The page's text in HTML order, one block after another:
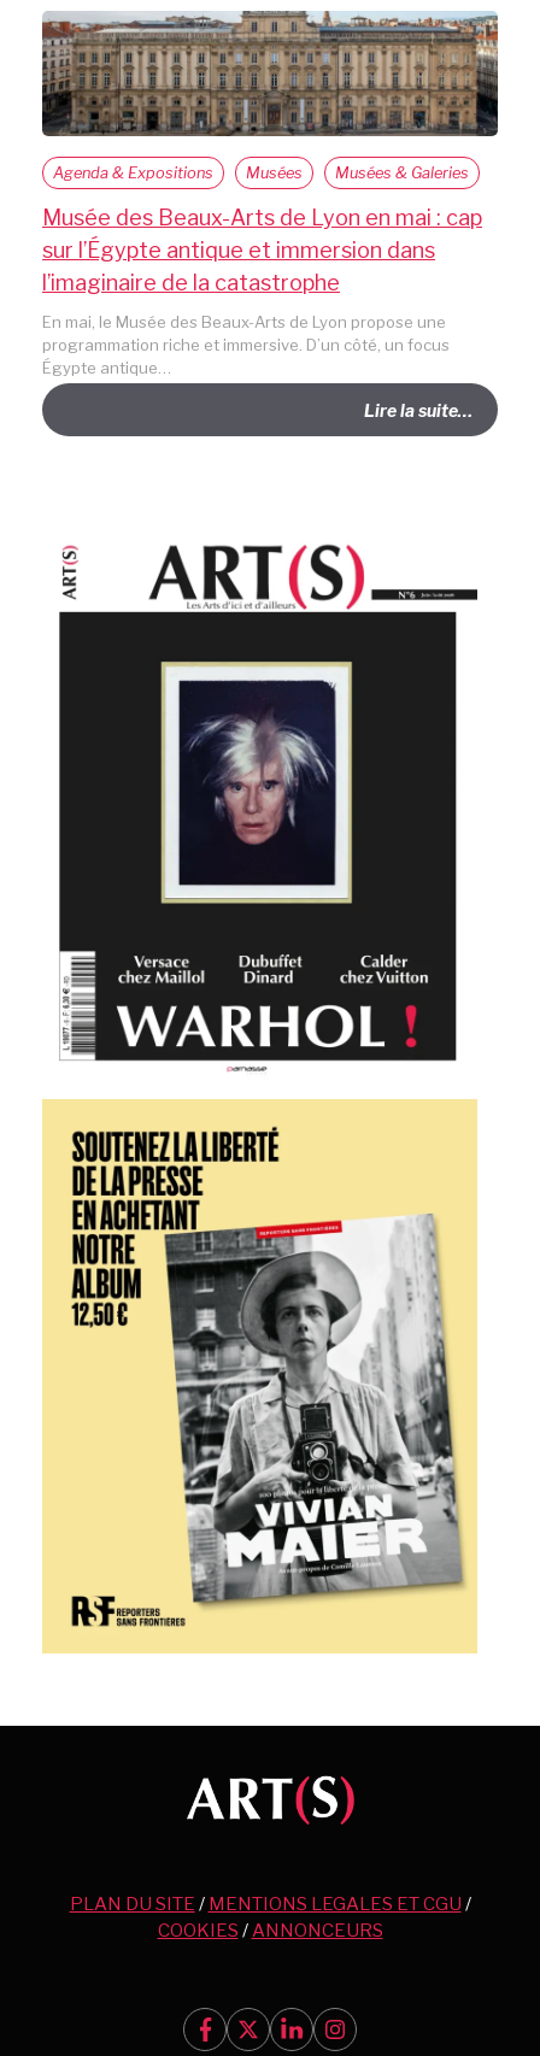
Agenda & Expositions Musées Musées & Galeries
Musée des Beaux-Arts de Lyon en mai : cap
sur l’Égypte antique et immersion dans
l’imaginaire de la catastrophe
En mai, le Musée des Beaux-Arts de Lyon propose une
programmation riche et immersive. D’un côté, un focus
Égypte antique…
Lire la suite…
PLAN DU SITE / MENTIONS LEGALES ET CGU /
COOKIES /ANNONCEURS